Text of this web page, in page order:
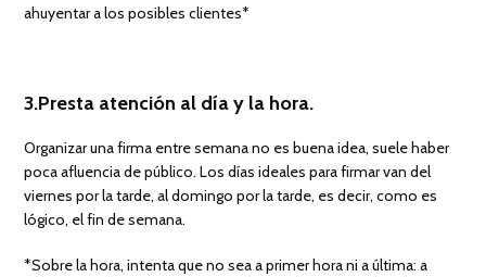
ahuyentar a los posibles clientes*
3.Presta atención al día y la hora.
Organizar una firma entre semana no es buena idea, suele haber
poca afluencia de público. Los días ideales para firmar van del
viernes por la tarde, al domingo por la tarde, es decir, como es
lógico, el fin de semana.
*Sobre la hora, intenta que no sea a primer hora ni a última: a